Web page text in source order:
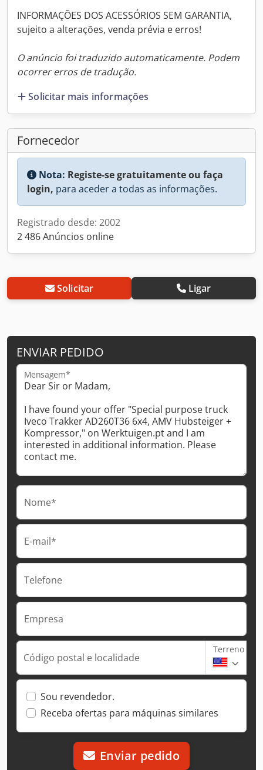
INFORMAÇÕES DOS ACESSÓRIOS SEM GARANTIA,
sujeito a alterações, venda prévia e erros!
O anúncio foi traduzido automaticamente. Podem
ocorrer erros de tradução.
Solicitar mais informações
Fornecedor
Nota: Registe-se gratuitamente ou faça
login, para aceder a todas as informações.
Registrado desde: 2002
2 486 Anúncios online
Solicitar Ligar
ENVIAR PEDIDO
Mensagem*
Nome*
E-mail*
Telefone
Empresa
Código postal e localidade
Terreno
Sou revendedor.
Receba ofertas para máquinas similares
Enviar pedido